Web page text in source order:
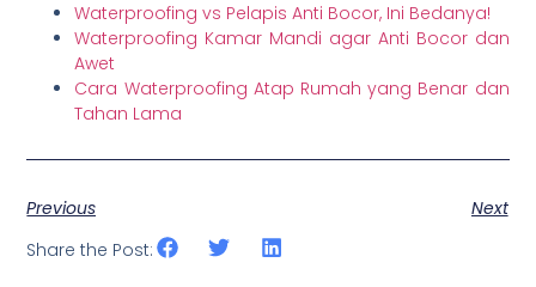
Waterproofing vs Pelapis Anti Bocor, Ini Bedanya!
Waterproofing Kamar Mandi agar Anti Bocor dan
Awet
Cara Waterproofing Atap Rumah yang Benar dan
Tahan Lama
Previous
Next
Share the Post: